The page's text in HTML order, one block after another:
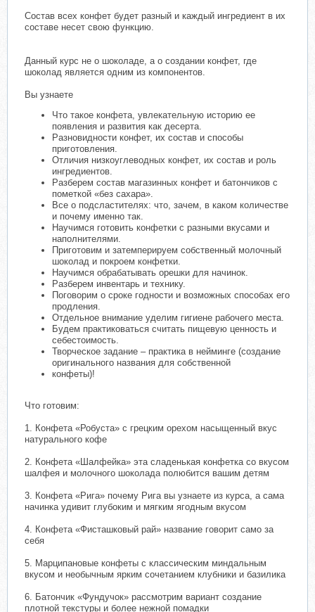
Состав всех конфет будет разный и каждый ингредиент в их
составе несет свою функцию.
Данный курс не о шоколаде, а о создании конфет, где
шоколад является одним из компонентов.
Вы узнаете
Что такое конфета, увлекательную историю ее
появления и развития как десерта.
Разновидности конфет, их состав и способы
приготовления.
Отличия низкоуглеводных конфет, их состав и роль
ингредиентов.
Разберем состав магазинных конфет и батончиков с
пометкой «без сахара».
Все о подсластителях: что, зачем, в каком количестве
и почему именно так.
Научимся готовить конфетки с разными вкусами и
наполнителями.
Приготовим и затемперируем собственный молочный
шоколад и покроем конфетки.
Научимся обрабатывать орешки для начинок.
Разберем инвентарь и технику.
Поговорим о сроке годности и возможных способах его
продления.
Отдельное внимание уделим гигиене рабочего места.
Будем практиковаться считать пищевую ценность и
себестоимость.
Творческое задание – практика в нейминге (создание
оригинального названия для собственной
конфеты)!
Что готовим:
1. Конфета «Робуста» с грецким орехом насыщенный вкус
натурального кофе
2. Конфета «Шалфейка» эта сладенькая конфетка со вкусом
шалфея и молочного шоколада полюбится вашим детям
3. Конфета «Рига» почему Рига вы узнаете из курса, а сама
начинка удивит глубоким и мягким ягодным вкусом
4. Конфета «Фисташковый рай» название говорит само за
себя
5. Марципановые конфеты с классическим миндальным
вкусом и необычным ярким сочетанием клубники и базилика
6. Батончик «Фундучок» рассмотрим вариант создание
плотной текстуры и более нежной помадки